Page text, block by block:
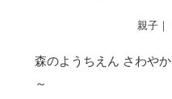
親子｜
森のようちえん さわや
～